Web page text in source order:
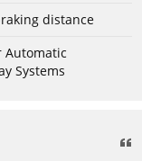
distance
Automatic
Systems